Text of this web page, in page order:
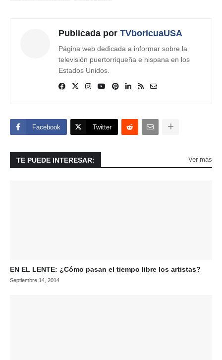
Publicada por TVboricuaUSA
Página web dedicada a informar sobre la
televisión puertorriqueña e hispana en los
Estados Unidos.
Facebook Twitter
TE PUEDE INTERESAR: Ver más
EN EL LENTE: ¿Cómo pasan el tiempo libre los artistas?
Septiembre 14, 2014